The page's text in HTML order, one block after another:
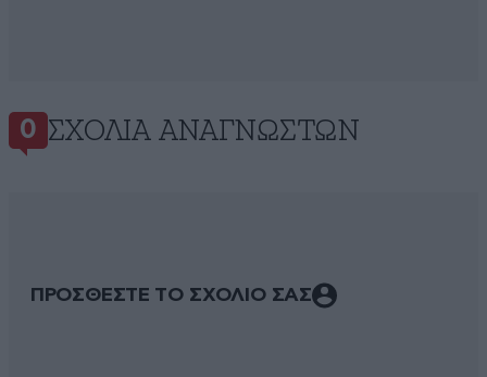
0 ΣΧΌΛΙΑ ΑΝΑΓΝΩΣΤΏΝ
ΠΡΟΣΘΕΣΤΕ ΤΟ ΣΧΟΛΙΟ ΣΑΣ